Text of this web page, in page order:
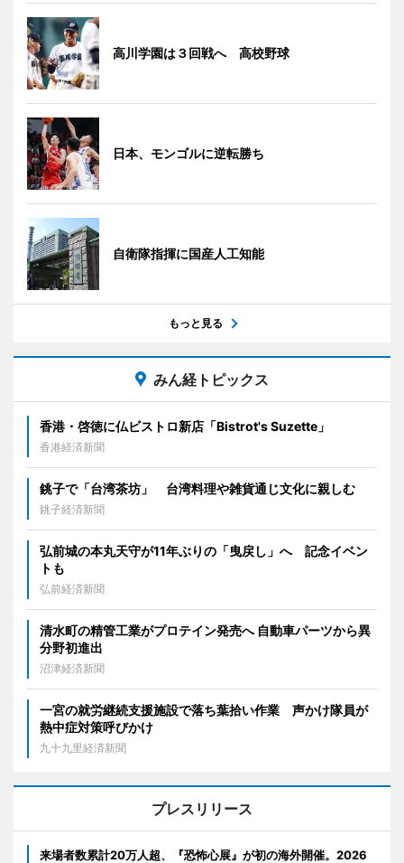
高川学園は３回戦へ 高校野球
日本、モンゴルに逆転勝ち
自衛隊指揮に国産人工知能
もっと見る
みん経トピックス
香港・啓徳に仏ビストロ新店「Bistrot's Suzette」
香港経済新聞
銚子で「台湾茶坊」 台湾料理や雑貨通じ文化に親しむ
銚子経済新聞
弘前城の本丸天守が11年ぶりの「曳戻し」へ 記念イベン
トも
弘前経済新聞
清水町の精管工業がプロテイン発売へ 自動車パーツから異
分野初進出
沼津経済新聞
一宮の就労継続支援施設で落ち葉拾い作業 声かけ隊員が
熱中症対策呼びかけ
九十九里経済新聞
プレスリリース
来場者数累計20万人超、『恐怖心展』が初の海外開催。2026